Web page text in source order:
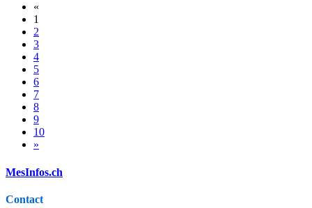
«
1
2
3
4
5
6
7
8
9
10
»
MesInfos.ch
Contact